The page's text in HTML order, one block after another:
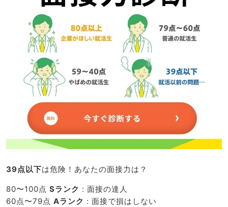
39点以下は危険！あなたの面接力は？
80〜100点 Sランク : 面接の達人
60点〜79点 Aランク : 面接で損はしない